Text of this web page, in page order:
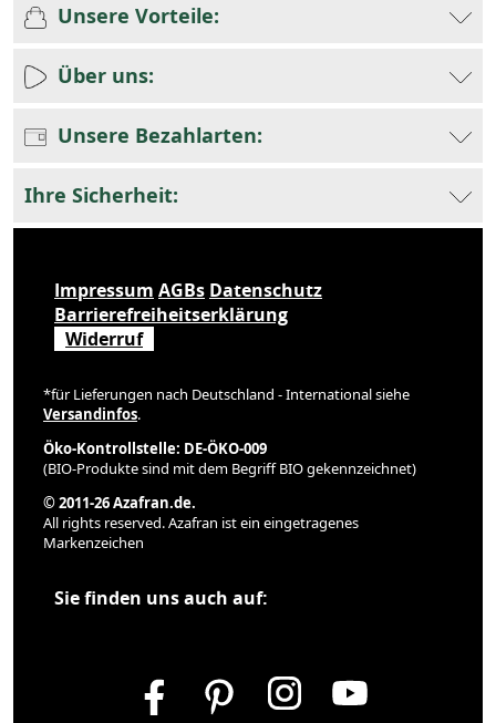
Unsere Vorteile:
Über uns:
Unsere Bezahlarten:
Ihre Sicherheit:
Impressum AGBs Datenschutz
Barrierefreiheitserklärung
Widerruf
*für Lieferungen nach Deutschland - International siehe
Versandinfos.
Öko-Kontrollstelle: DE-ÖKO-009
(BIO-Produkte sind mit dem Begriff BIO gekennzeichnet)
© 2011-26 Azafran.de.
All rights reserved. Azafran ist ein eingetragenes
Markenzeichen
Sie finden uns auch auf: